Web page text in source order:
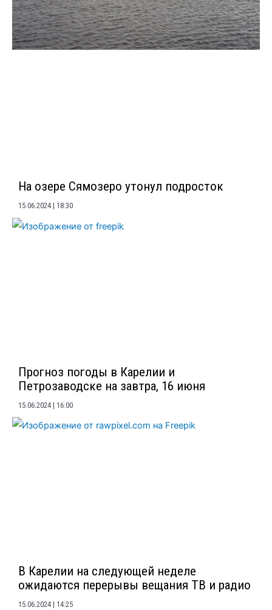
На озере Сямозеро утонул подросток
15.06.2024 18:30
Прогноз погоды в Карелии и
Петрозаводске на завтра, 16 июня
15.06.2024 16:00
В Карелии на следующей неделе
ожидаются перерывы вещания ТВ и радио
15.06.2024 14:25